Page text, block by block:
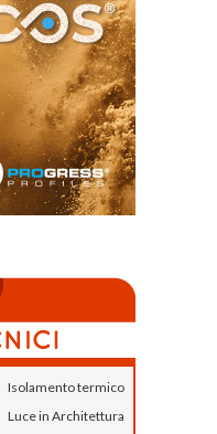
Isolamento termico
Luce in Architettura